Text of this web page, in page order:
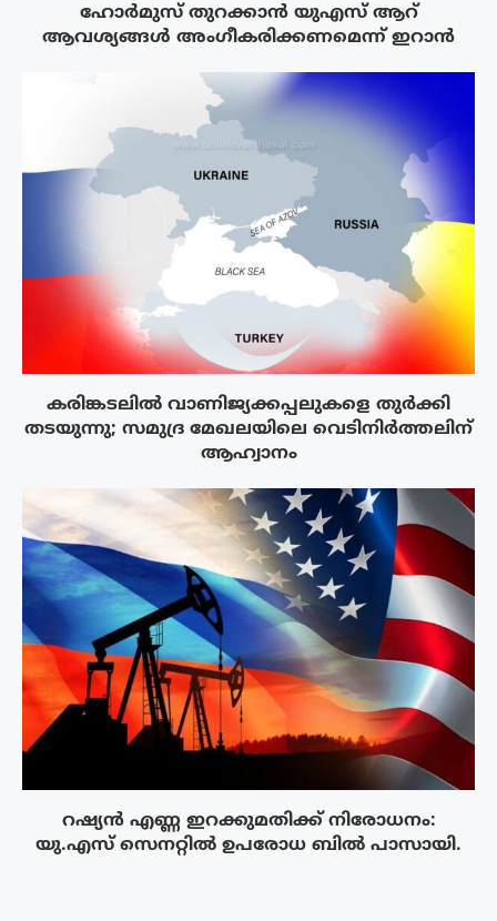
ഹോർമുസ് തുറക്കാൻ യുഎസ് ആറ്
ആവശ്യങ്ങൾ അംഗീകരിക്കണമെന്ന് ഇറാൻ
കരിങ്കടലിൽ വാണിജ്യക്കപ്പലുകളെ തുർക്കി
തടയുന്നു; സമുദ്ര മേഖലയിലെ വെടിനിർത്തലിന്
ആഹ്വാനം
റഷ്യൻ എണ്ണ ഇറക്കുമതിക്ക് നിരോധനം:
യു.എസ് സെനറ്റിൽ ഉപരോധ ബിൽ പാസായി.